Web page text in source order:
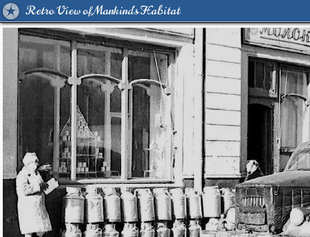
Retro View of Mankind's Habitat